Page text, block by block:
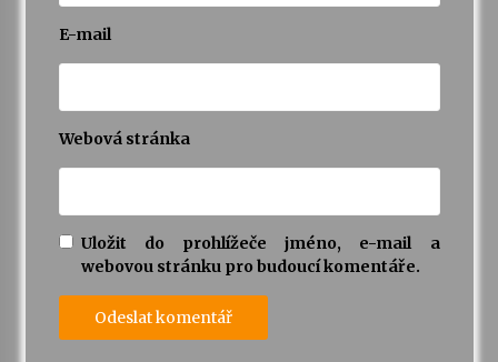
E-mail
Webová stránka
Uložit do prohlížeče jméno, e-mail a
webovou stránku pro budoucí komentáře.